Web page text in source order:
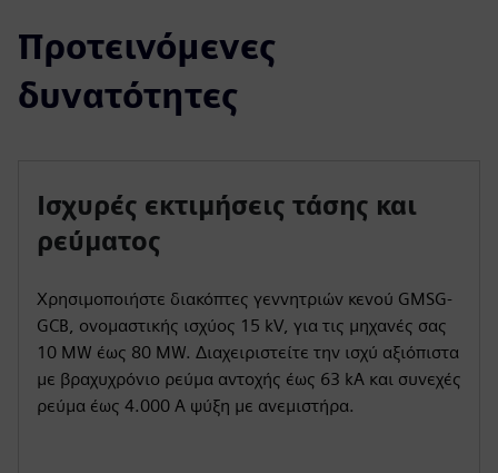
Προτεινόμενες
δυνατότητες
Ισχυρές εκτιμήσεις τάσης και
ρεύματος
Χρησιμοποιήστε διακόπτες γεννητριών κενού GMSG-
GCB, ονομαστικής ισχύος 15 kV, για τις μηχανές σας
10 MW έως 80 MW. Διαχειριστείτε την ισχύ αξιόπιστα
με βραχυχρόνιο ρεύμα αντοχής έως 63 kA και συνεχές
ρεύμα έως 4.000 A ψύξη με ανεμιστήρα.